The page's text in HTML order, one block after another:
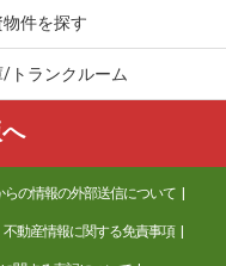
件を探す
/トランクルーム
の情報の外部送信について
不動産情報に関する免責事項